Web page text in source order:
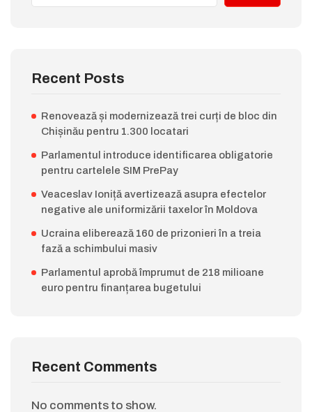
Recent Posts
Renovează și modernizează trei curți de bloc din
Chișinău pentru 1.300 locatari
Parlamentul introduce identificarea obligatorie
pentru cartelele SIM PrePay
Veaceslav Ioniță avertizează asupra efectelor
negative ale uniformizării taxelor în Moldova
Ucraina eliberează 160 de prizonieri în a treia
fază a schimbului masiv
Parlamentul aprobă împrumut de 218 milioane
euro pentru finanțarea bugetului
Recent Comments
No comments to show.